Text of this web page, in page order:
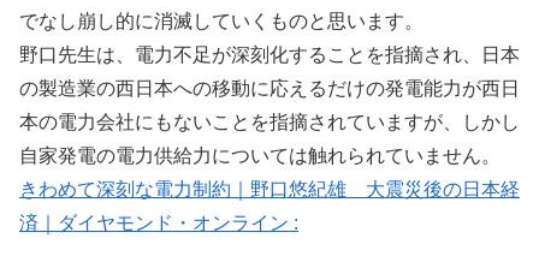
でなし崩し的に消滅していくものと思います。
野口先生は、電力不足が深刻化することを指摘され、日本
の製造業の西日本への移動に応えるだけの発電能力が西日
本の電力会社にもないことを指摘されていますが、しかし
自家発電の電力供給力については触れられていません。
きわめて深刻な電力制約｜野口悠紀雄 大震災後の日本経
済｜ダイヤモンド・オンライン :